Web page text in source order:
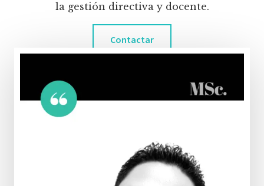
la gestión directiva y docente.
Contactar